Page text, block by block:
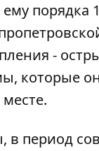
порядка
-
которые
в период